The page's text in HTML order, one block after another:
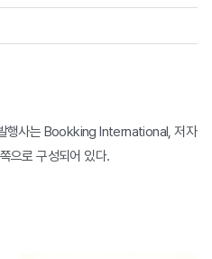
행사는 Bookking International, 저자
으로 구성되어 있다.